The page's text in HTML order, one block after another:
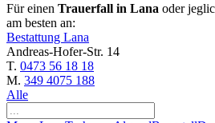
Für einen Trauerfall in Lana oder
am besten an:
Bestattung Lana
Andreas-Hofer-Str. 14
T. 0473 56 18 18
M. 349 4075 188
Alle